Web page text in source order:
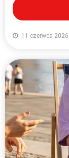
11 czerwca 2026